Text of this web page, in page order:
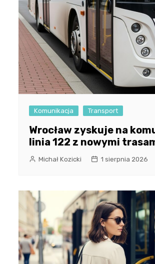
Komunikacja Transport
Wrocław zyskuje na
linia 122 z nowymi
Michał Kozicki 1 sierpnia 2026